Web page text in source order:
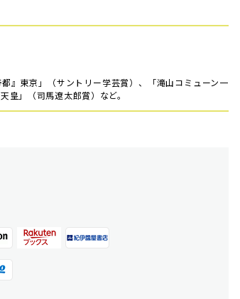
』東京」（サントリー学芸賞）、「滝山コミューン一
皇」（司馬遼太郎賞）など。